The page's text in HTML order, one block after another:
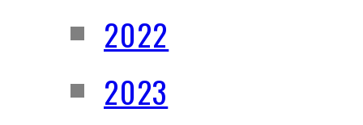
2022
2023